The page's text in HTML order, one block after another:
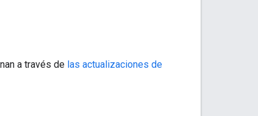
a través de las actualizaciones de